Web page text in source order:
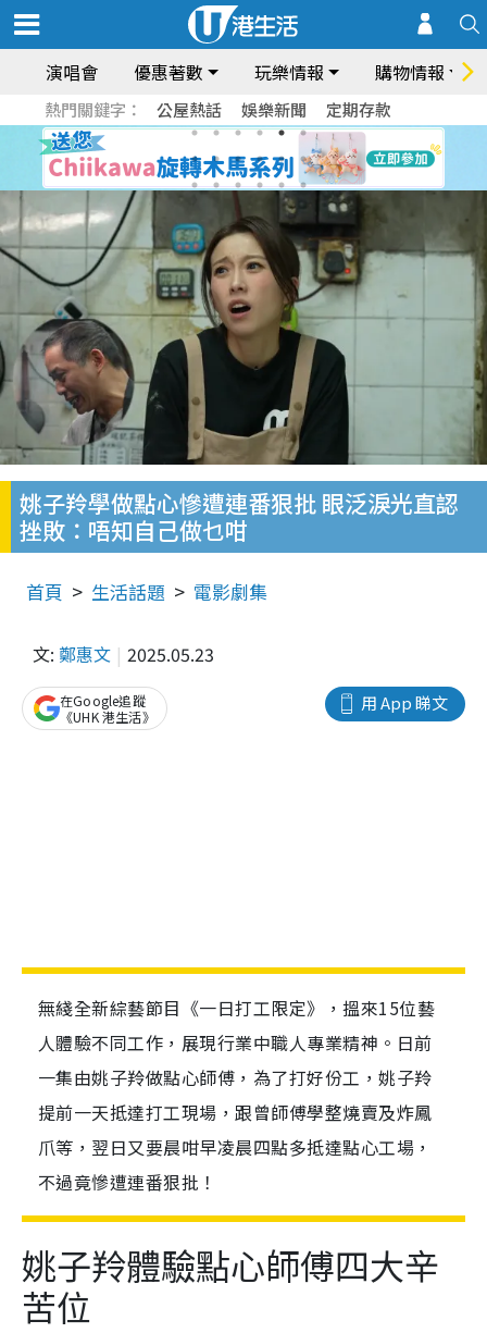
演唱會 優惠著數 玩樂情報 購物情報
熱門關鍵字： 公屋熱話 娛樂新聞 定期存款
姚子羚學做點心慘遭連番狠批 眼泛淚光直認
挫敗：唔知自己做乜咁
首頁 生活話題 電影劇集
文: 鄭惠文 2025.05.23
用 App 睇文
在Google追蹤
《UHK 港生活》
無綫全新綜藝節目《一日打工限定》，搵來15位藝
人體驗不同工作，展現行業中職人專業精神。日前
一集由姚子羚做點心師傅，為了打好份工，姚子羚
提前一天抵達打工現場，跟曾師傅學整燒賣及炸鳳
爪等，翌日又要晨咁早凌晨四點多抵達點心工場，
不過竟慘遭連番狠批！
姚子羚體驗點心師傅四大辛
苦位